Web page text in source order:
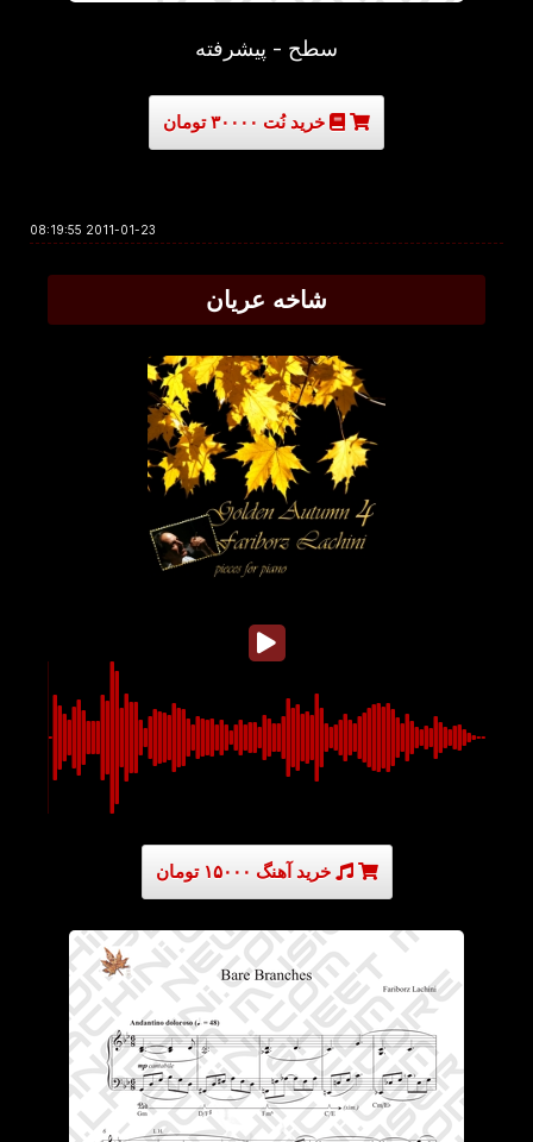
سطح - پیشرفته
خرید نُت ۳۰۰۰۰ تومان
2011-01-23 08:19:55
شاخه عریان
خرید آهنگ ۱۵۰۰۰ تومان